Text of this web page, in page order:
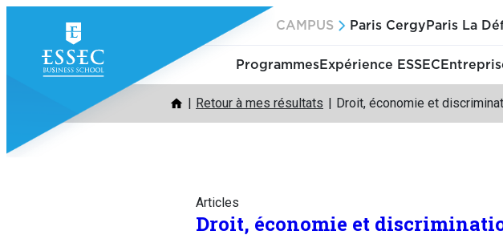
contenu
CAMPUS Paris Cergy Paris La
ProgrammesExpérience ESSEC
Retour à mes résultats Droit, économie et
Articles
Droit, économie et